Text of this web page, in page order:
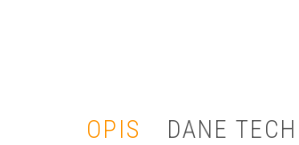
OPIS DANE